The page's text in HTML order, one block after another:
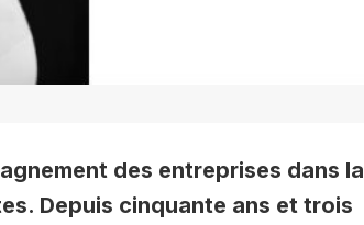
des entreprises dans la
Depuis cinquante ans et trois